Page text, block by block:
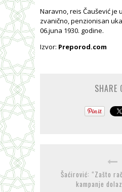
Naravno, reis Čaušević je
zvanično, penzionisan
06.juna 1930. godine.
Izvor: Preporod.com
SHARE
Šaćirović: “Zašto
kampanje